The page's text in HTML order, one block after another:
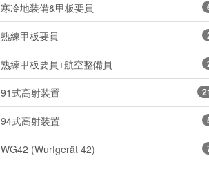
寒冷地装備&甲板要員
熟練甲板要員
熟練甲板要員+航空整備員
91式高射装置
94式高射装置
WG42 (Wurfgerät 42)